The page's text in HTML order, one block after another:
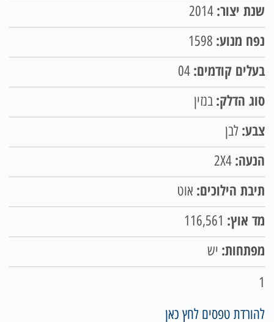
שנת יצור:
נפח מנוע:
בעלים קודמים:
סוג הדלק: בנזין
צבע: לבן
הנעה:
תיבת הילוכים: אוט
מד אוץ:
מפתחות: יש
1
להורדת טפסים לחץ כאן